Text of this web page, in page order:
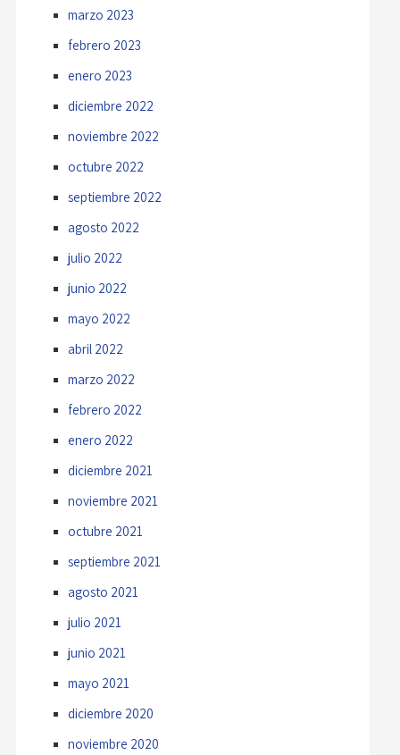
marzo 2023
febrero 2023
enero 2023
diciembre 2022
noviembre 2022
octubre 2022
septiembre 2022
agosto 2022
julio 2022
junio 2022
mayo 2022
abril 2022
marzo 2022
febrero 2022
enero 2022
diciembre 2021
noviembre 2021
octubre 2021
septiembre 2021
agosto 2021
julio 2021
junio 2021
mayo 2021
diciembre 2020
noviembre 2020